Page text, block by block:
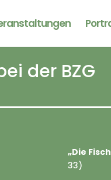
der BZG
„Die
33)